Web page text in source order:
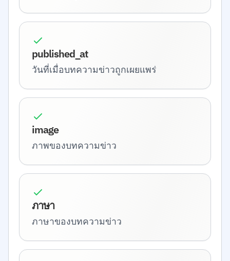
published_at
วันที่เมื่อบทความข่าวถูกเผยแพร่
image
ภาพของบทความข่าว
ภาษา
ภาษาของบทความข่าว